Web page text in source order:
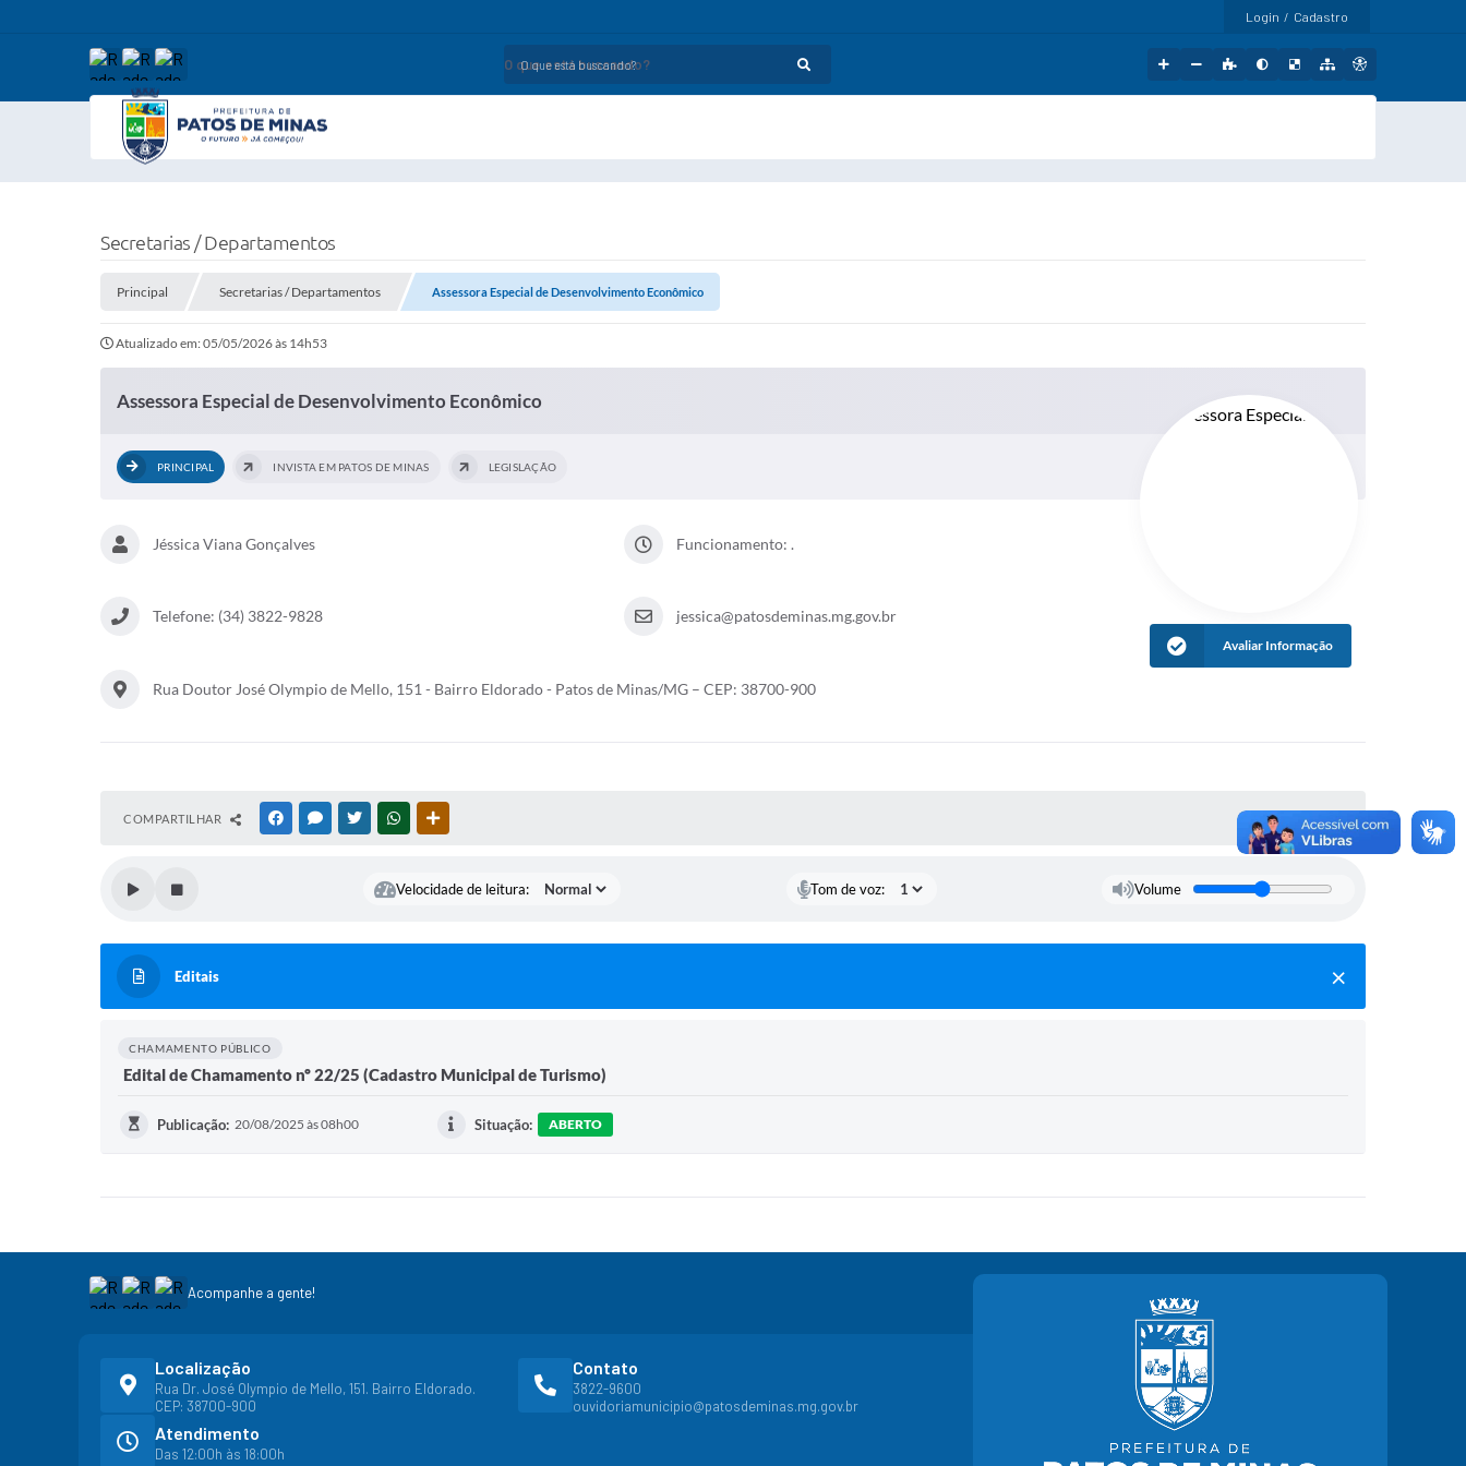
Login / Cadastro
O que está buscando?
Secretarias / Departamentos
Principal Secretarias / Departamentos Assessora Especial de Desenvolvimento Econômico
Atualizado em: 05/05/2026 às 14h53
Assessora Especial de Desenvolvimento Econômico
PRINCIPAL INVISTA EM PATOS DE MINAS LEGISLAÇÃO
Jéssica Viana Gonçalves Funcionamento: .
Telefone: (34) 3822-9828 jessica@patosdeminas.mg.gov.br
Rua Doutor José Olympio de Mello, 151 - Bairro Eldorado - Patos de Minas/MG – CEP: 38700-900
Avaliar Informação
COMPARTILHAR FACEBOOKMESSENGER
TWITTERWHATSAPP
Velocidade de leitura: Tom de voz: Volume
Editais
CHAMAMENTO PÚBLICO
Edital de Chamamento nº 22/25 (Cadastro Municipal de Turismo)
Publicação: 20/08/2025 às 08h00 Situação: ABERTO
Acompanhe a gente!
Localização
Rua Dr. José Olympio de Mello, 151. Bairro Eldorado.
CEP: 38700-900
Contato
3822-9600
ouvidoriamunicipio@patosdeminas.mg.gov.br
Atendimento
Das 12:00h às 18:00h